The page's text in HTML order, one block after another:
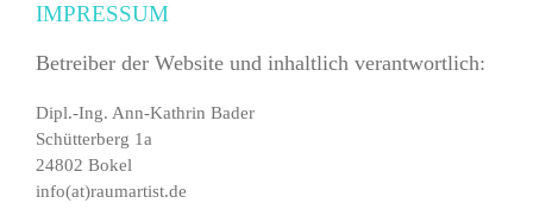
IMPRESSUM
Betreiber der Website und inhaltlich verantwortlich:
Dipl.-Ing. Ann-Kathrin Bader
Schütterberg 1a
24802 Bokel
info(at)raumartist.de